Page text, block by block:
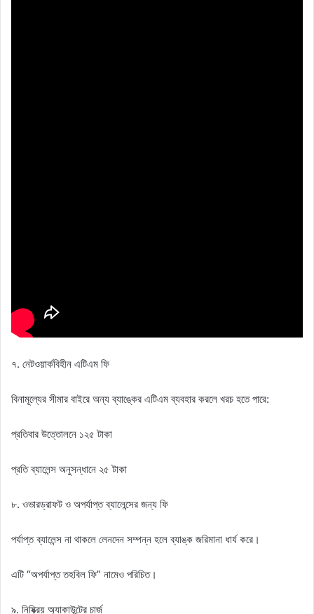
৭. নেটওয়ার্কবিহীন এটিএম ফি
বিনামূল্যের সীমার বাইরে অন্য ব্যাঙ্কের এটিএম ব্যবহার করলে খরচ হতে পারে:
প্রতিবার উত্তোলনে ১২৫ টাকা
প্রতি ব্যালেন্স অনুসন্ধানে ২৫ টাকা
৮. ওভারড্রাফট ও অপর্যাপ্ত ব্যালেন্সের জন্য ফি
পর্যাপ্ত ব্যালেন্স না থাকলে লেনদেন সম্পন্ন হলে ব্যাঙ্ক জরিমানা ধার্য করে।
এটি “অপর্যাপ্ত তহবিল ফি” নামেও পরিচিত।
৯. নিষ্ক্রিয় অ্যাকাউন্টের চার্জ